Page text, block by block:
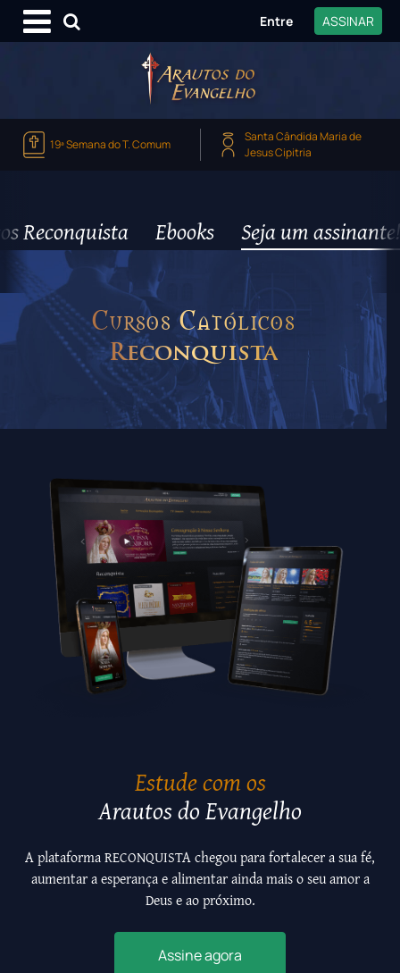
Entre ASSINAR
19ª Semana do T. Comum
Santa Cândida Maria de
Jesus Cipitria
Reconquista Ebooks Seja um assinante!
Cursos Católicos
Reconquista
Estude com os
Arautos do Evangelho
A plataforma RECONQUISTA chegou para fortalecer a sua fé,
aumentar a esperança e alimentar ainda mais o seu amor a
Deus e ao próximo.
Assine agora